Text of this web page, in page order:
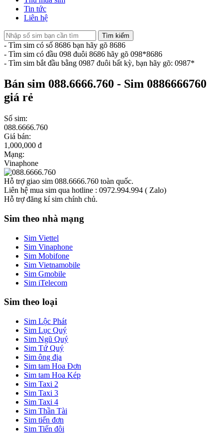
Tin tức
Liên hệ
Tìm kiếm
- Tìm sim có số 8686 bạn hãy gõ 8686
- Tìm sim có đầu 098 đuôi 8686 hãy gõ 098*8686
- Tìm sim bắt đầu bằng 0987 đuôi bất kỳ, bạn hãy gõ: 0987*
Bán sim 088.6666.760 - Sim 0886666760
giá rẻ
Số sim:
088.6666.760
Giá bán:
1,000,000 đ
Mạng:
Vinaphone
Hỗ trợ giao sim 088.6666.760 toàn quốc.
Liên hệ mua sim qua hotline : 0972.994.994 ( Zalo)
Hỗ trợ đăng kí sim chính chủ.
Sim theo nhà mạng
Sim Viettel
Sim Vinaphone
Sim Mobifone
Sim Vietnamobile
Sim Gmobile
Sim iTelecom
Sim theo loại
Sim Lộc Phát
Sim Lục Quý
Sim Ngũ Quý
Sim Tứ Quý
Sim ông địa
Sim tam Hoa Đơn
Sim tam Hoa Kép
Sim Taxi 2
Sim Taxi 3
Sim Taxi 4
Sim Thần Tài
Sim tiến đơn
Sim Tiến đôi